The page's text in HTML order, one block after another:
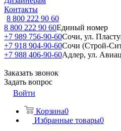
Контакты
8 800 222 90 60
8 800 222 90 60Единый номер
+7 989 756-90-60Сочи, ул.
+7 918 904-90-60Сочи (Строй-
+7 988 406-90-60Адлер, ул.
Заказать звонок
Задать вопрос
Войти
Корзина0
Избранные товары0